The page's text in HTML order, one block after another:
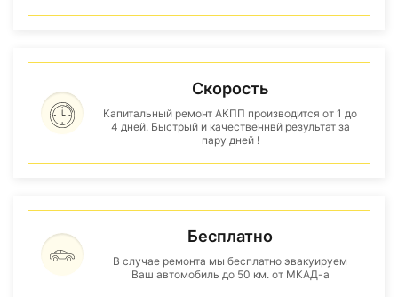
Скорость
Капитальный ремонт АКПП производится от 1 до
4 дней. Быстрый и качественнвй результат за
пару дней !
Бесплатно
В случае ремонта мы бесплатно эвакуируем
Ваш автомобиль до 50 км. от МКАД-а